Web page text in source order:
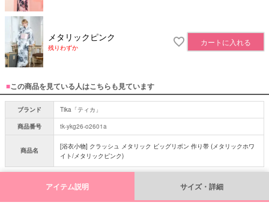
メタリックピンク
残りわずか
カートに入れる
■この商品を見ている人はこちらも見ています
ブランド
Tika「ティカ」
商品番号
tk-ykg26-o2601a
商品名
[浴衣小物] クラッシュ メタリック ビッグリボン 作り帯 (メタリックホワ
イト/メタリックピンク)
アイテム説明 サイズ・詳細